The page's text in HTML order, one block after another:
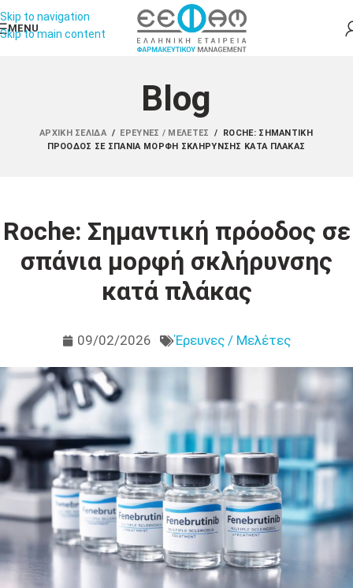
Skip to navigation
Skip to main content
MENU
Blog
ΑΡΧΙΚΉ ΣΕΛΊΔΑ / ΈΡΕΥΝΕΣ / ΜΕΛΈΤΕΣ /
ROCHE: ΣΗΜΑΝΤΙΚΉ
ΠΡΌΟΔΟΣ ΣΕ ΣΠΆΝΙΑ ΜΟΡΦΉ ΣΚΛΉΡΥΝΣΗΣ ΚΑΤΆ ΠΛΆΚΑΣ
Roche: Σημαντική πρόοδος σε
σπάνια μορφή σκλήρυνσης
κατά πλάκας
09/02/2026 Έρευνες / Μελέτες